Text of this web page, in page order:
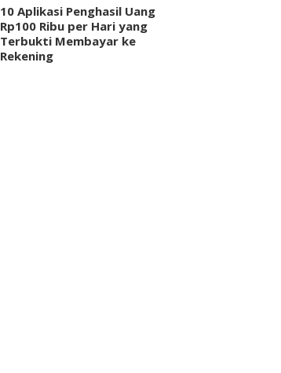
10 Aplikasi Penghasil Uang
Rp100 Ribu per Hari yang
Terbukti Membayar ke
Rekening